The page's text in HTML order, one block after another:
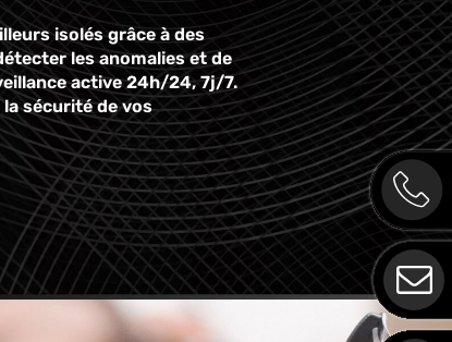
isolés grâce à des
les anomalies et de
active 24h/24, 7j/7.
sécurité de vos